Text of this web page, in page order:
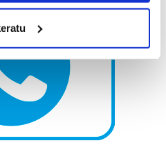
by actively scanning it for
(fingerprinting)
personal data is processed
thedetails section
datu pertsonalak
zenbakia, besteak beste,